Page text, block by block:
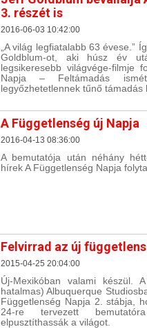
3. részét is
2016-06-03 10:42:00
„A világ legfiatalabb 63 évese.”
Goldblum-ot, aki húsz év
legsikeresebb világvége-filmje
Napja – Feltámadás
legyőzhetetlennek tűnő támadás
A Függetlenség új Napja
2016-04-13 08:36:00
A bemutatója után néhány
hírek A Függetlenség Napja
Felvirrad az új
2015-04-25 20:04:00
Új-Mexikóban valami
hatalmas) Albuquerque
Függetlenség Napja 2. stábja,
24-re tervezett
elpusztíthassák a világot.